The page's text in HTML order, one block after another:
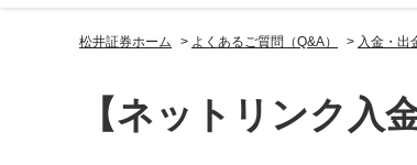
松井証券ホーム > よくあるご質問（Q&A） > 入金・出
【ネットリンク入